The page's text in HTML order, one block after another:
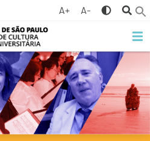
A+ A-